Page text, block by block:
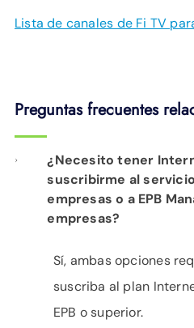
Lista de canales de Fi TV
Preguntas frecuentes
¿Necesito tener
suscribirme al servicio
empresas o a EPB
empresas?
Sí, ambas opciones
suscriba al plan
EPB o superior.